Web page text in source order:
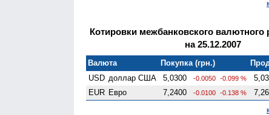
Котировки межбанковского
на 25.12.2007
Валюта Покупка (грн.)
USD доллар США 5,0300 -0.0050 -0.099 %
EUR Евро 7,2400 -0.0100 -0.138 %